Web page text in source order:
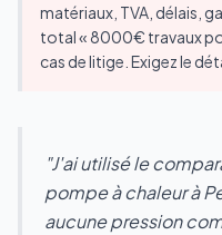
matériaux, TVA, délais,
total « 8000€ travaux
cas de litige. Exigez le
"J'ai utilisé le
pompe à chaleur à
aucune pression